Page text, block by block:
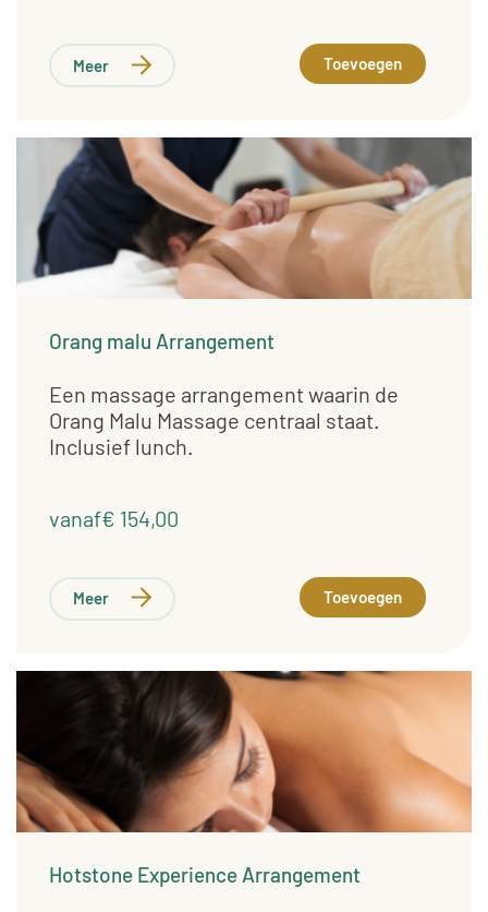
Meer Toevoegen
Orang malu Arrangement
Een massage arrangement waarin de
Orang Malu Massage centraal staat.
Inclusief lunch.
vanaf€ 154,00
Meer Toevoegen
Hotstone Experience Arrangement